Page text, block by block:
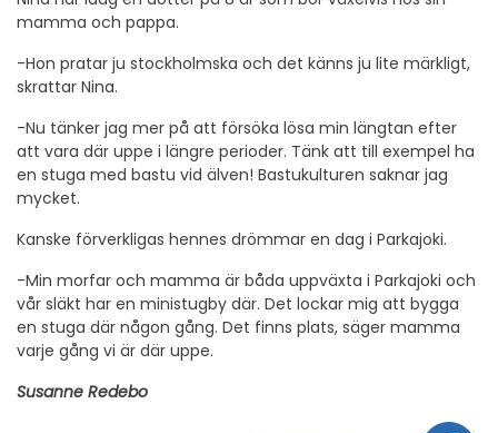
mamma och pappa.
-Hon pratar ju stockholmska och det känns ju lite märkligt,
skrattar Nina.
-Nu tänker jag mer på att försöka lösa min längtan efter
att vara där uppe i längre perioder. Tänk att till exempel ha
en stuga med bastu vid älven! Bastukulturen saknar jag
mycket.
Kanske förverkligas hennes drömmar en dag i Parkajoki.
-Min morfar och mamma är båda uppväxta i Parkajoki och
vår släkt har en ministugby där. Det lockar mig att bygga
en stuga där någon gång. Det finns plats, säger mamma
varje gång vi är där uppe.
Susanne Redebo